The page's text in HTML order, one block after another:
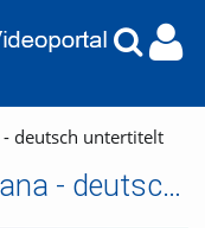
- deutsch untertitelt
ZEIT für X - Edoardo Milana - deutsch untertitelt